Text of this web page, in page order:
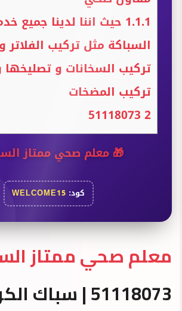
1.1.1 حيث اننا لدينا جميع
السباكة مثل تركيب الفلاتر و
تركيب السخانات و تصليخها
تركيب المضخات
2
🎁 معلم صحي ممتاز
كود: WELCOME15
معلم صحي ممتاز
51118073 | سباك الكويت